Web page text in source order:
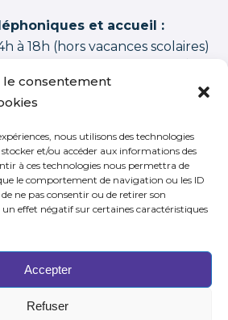
le consentement
nous utilisons des technologies
et/ou accéder aux informations des
à ces technologies nous permettra de
le comportement de navigation ou les ID
ne pas consentir ou de retirer son
effet négatif sur certaines caractéristiques
Accepter
Refuser
et accueil :
à 18h (hors vacances scolaires)
DISTINCTS 2015–2026 (cycles + stages
journées initiation) .
newsletter